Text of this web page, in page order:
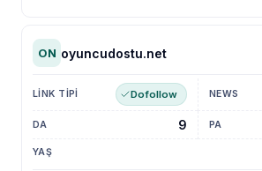
ON oyuncudostu.net
Dofollow
9